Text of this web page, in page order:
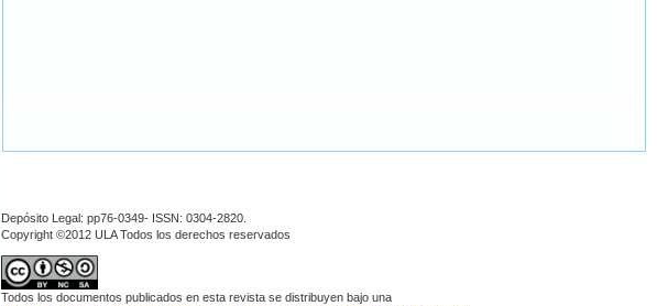
Depósito Legal: pp76-0349- ISSN: 0304-2820.
Copyright ©2012 ULA Todos los derechos reservados
Todos los documentos publicados en esta revista se distribuyen bajo una